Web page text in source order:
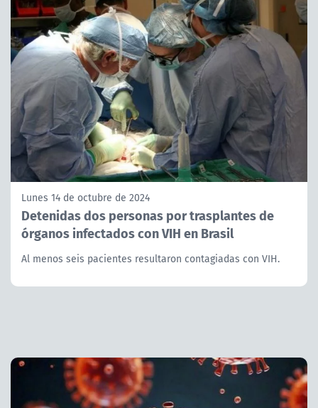
Lunes 14 de octubre de 2024
Detenidas dos personas por trasplantes de
órganos infectados con VIH en Brasil
Al menos seis pacientes resultaron contagiadas con VIH.